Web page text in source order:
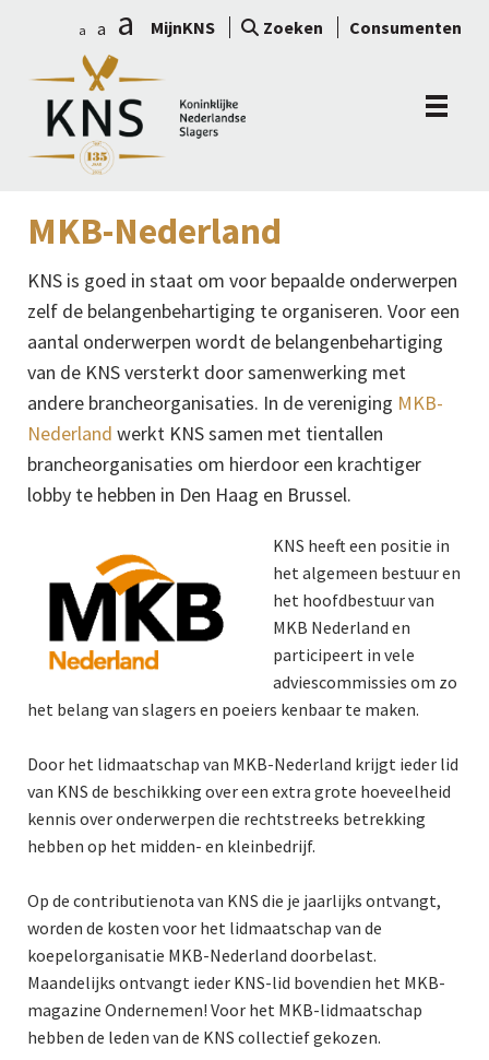
a a a MijnKNS Zoeken Consumenten
MKB-Nederland
KNS is goed in staat om voor bepaalde onderwerpen
zelf de belangenbehartiging te organiseren. Voor een
aantal onderwerpen wordt de belangenbehartiging
van de KNS versterkt door samenwerking met
andere brancheorganisaties. In de vereniging MKB-
Nederland werkt KNS samen met tientallen
brancheorganisaties om hierdoor een krachtiger
lobby te hebben in Den Haag en Brussel.
KNS heeft een positie in
het algemeen bestuur en
het hoofdbestuur van
MKB Nederland en
participeert in vele
adviescommissies om zo
het belang van slagers en poeiers kenbaar te maken.
Door het lidmaatschap van MKB-Nederland krijgt ieder lid
van KNS de beschikking over een extra grote hoeveelheid
kennis over onderwerpen die rechtstreeks betrekking
hebben op het midden- en kleinbedrijf.
Op de contributienota van KNS die je jaarlijks ontvangt,
worden de kosten voor het lidmaatschap van de
koepelorganisatie MKB-Nederland doorbelast.
Maandelijks ontvangt ieder KNS-lid bovendien het MKB-
magazine Ondernemen! Voor het MKB-lidmaatschap
hebben de leden van de KNS collectief gekozen.